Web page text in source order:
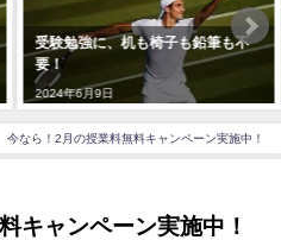
受験勉強に、机も椅子も鉛筆も不
要！
2024年6月9日
今なら！2月の授業料無料キャンペーン実施中！
キャンペーン実施中！